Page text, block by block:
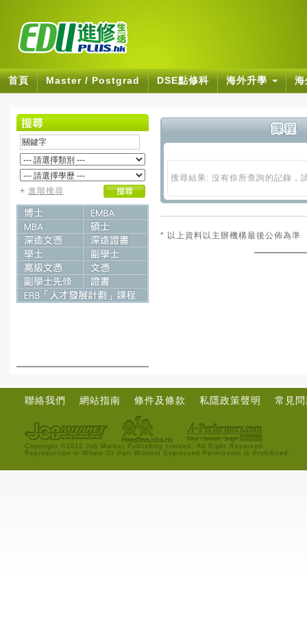
首頁 Master / Postgrad DSE點修科 海外升學
+ 進階搜尋
搜尋結果: 沒有你所查詢的記錄，
* 以上資料以主辦機構最後公佈為準
聯絡我們 網站指南 條件及條款 私隱政策聲明 常見
Copyright ©2013 Job Market Publishing Limited. All Right Reserved.
Reproduction in Whole Or Part Without Expressed Permission is Prohibited.